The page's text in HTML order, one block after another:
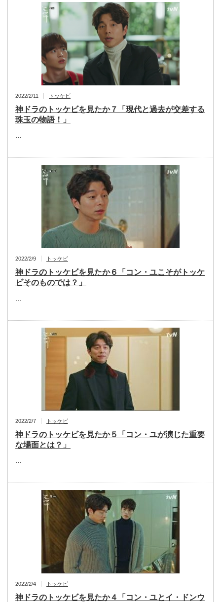
2022/2/11 トッケビ
神ドラのトッケビを見たか７「現代と過去が交差する
珠玉の物語！」
…
2022/2/9 トッケビ
神ドラのトッケビを見たか６「コン・ユこそがトッケ
ビそのものでは？」
…
2022/2/7 トッケビ
神ドラのトッケビを見たか５「コン・ユが演じた重要
な場面とは？」
…
2022/2/4 トッケビ
神ドラのトッケビを見たか４「コン・ユとイ・ドンウ